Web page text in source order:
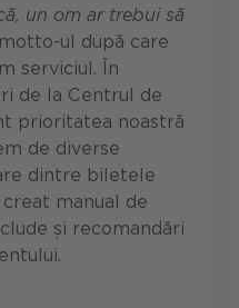
un om ar trebui să
ul după care
serviciul. În
de la Centrul de
prioritatea noastră
de diverse
dintre biletele
manual de
și recomandări